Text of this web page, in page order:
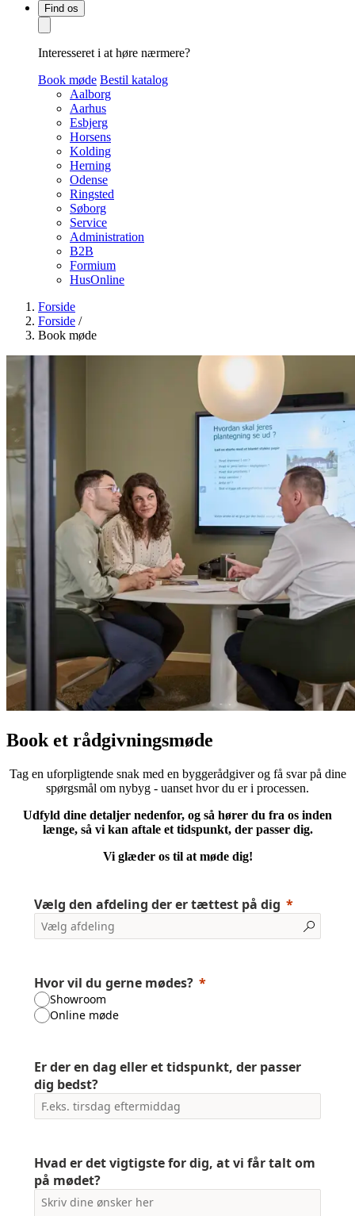
Find os
Interesseret i at høre nærmere?
Book møde Bestil katalog
Aalborg
Aarhus
Esbjerg
Horsens
Kolding
Herning
Odense
Ringsted
Søborg
Service
Administration
B2B
Formium
HusOnline
Forside
Forside /
Book møde
Book et rådgivningsmøde
Tag en uforpligtende snak med en byggerådgiver og få svar på dine
spørgsmål om nybyg - uanset hvor du er i processen.
Udfyld dine detaljer nedenfor, og så hører du fra os inden
længe, så vi kan aftale et tidspunkt, der passer dig.
Vi glæder os til at møde dig!
Vælg den afdeling der er tættest på dig
Hvor vil du gerne mødes?
Showroom
Online møde
Er der en dag eller et tidspunkt, der passer
dig bedst?
Hvad er det vigtigste for dig, at vi får talt om
på mødet?